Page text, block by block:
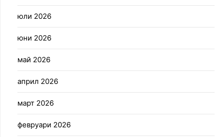
юли 2026
юни 2026
май 2026
април 2026
март 2026
февруари 2026